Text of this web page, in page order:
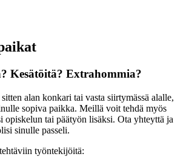
Kesätöitä? Extrahommia?
alan konkari tai vasta siirtymässä alalle,
sopiva paikka. Meillä voit tehdä myös
opiskelun tai päätyön lisäksi. Ota yhteyttä ja
sinulle passeli.
työntekijöitä: